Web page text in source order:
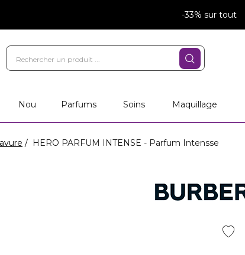
-33% sur tout
Nou Parfums Soins Maquillage
HERO PARFUM INTENSE - Parfum Intensse